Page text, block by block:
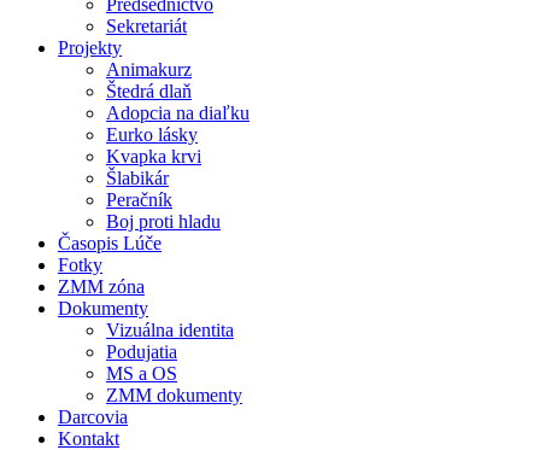
Sekretariát
Projekty
Animakurz
Štedrá dlaň
Adopcia na diaľku
Eurko lásky
Kvapka krvi
Šlabikár
Peračník
Boj proti hladu
Časopis Lúče
Fotky
ZMM zóna
Dokumenty
Vizuálna identita
Podujatia
MS a OS
ZMM dokumenty
Darcovia
Kontakt